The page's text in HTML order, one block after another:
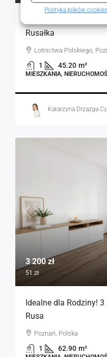
Polityka plików
Rusałka
Lotnictwa Polskiego,
1 45.20 m²
MIESZKANIA,
Katarzyna Drzazga
3 200 zł
51 zł
Idealne dla Rodziny!
Rusa
Poznań, Polska
1 62.90 m²